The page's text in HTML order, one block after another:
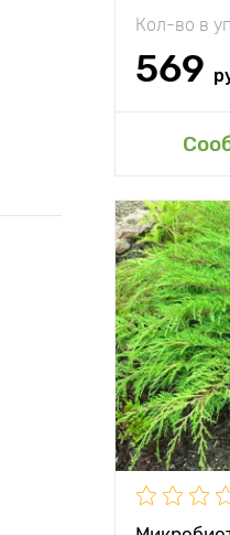
Кол-во в
569
Высота
Растояние
растениями